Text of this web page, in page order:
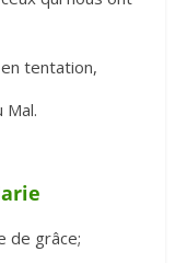
tentation,
Mal.
de grâce;